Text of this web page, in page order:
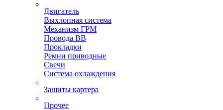
Двигатель
Выхлопная система
Механизм ГРМ
Провода ВВ
Прокладки
Ремни приводные
Свечи
Система охлаждения
Защиты картера
Прочее